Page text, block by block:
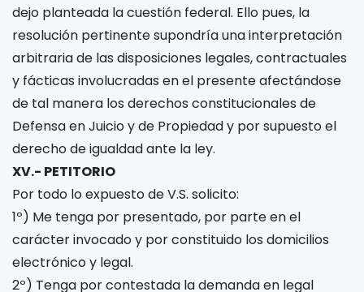
dejo planteada la cuestión federal. Ello pues, la
resolución pertinente supondría una interpretación
arbitraria de las disposiciones legales, contractuales
y fácticas involucradas en el presente afectándose
de tal manera los derechos constitucionales de
Defensa en Juicio y de Propiedad y por supuesto el
derecho de igualdad ante la ley.
XV.- PETITORIO
Por todo lo expuesto de V.S. solicito:
1º) Me tenga por presentado, por parte en el
carácter invocado y por constituido los domicilios
electrónico y legal.
2º) Tenga por contestada la demanda en legal